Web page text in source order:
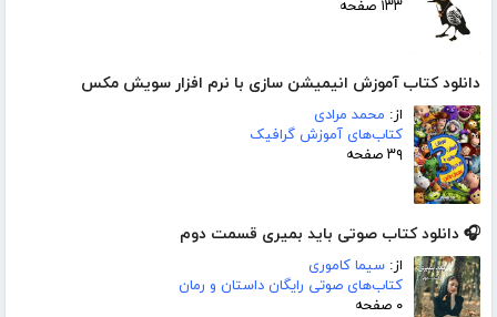
۱۳۳ صفحه
دانلود کتاب آموزش انیمیشن سازی با نرم افزار سویش مکس
از: محمد مرادی
کتاب‌های آموزش گرافیک
۳۹ صفحه
🎧 دانلود کتاب صوتی باید بمیری قسمت دوم
از: سیما کاموری
کتاب‌های صوتی رایگان داستان و رمان
۰ صفحه